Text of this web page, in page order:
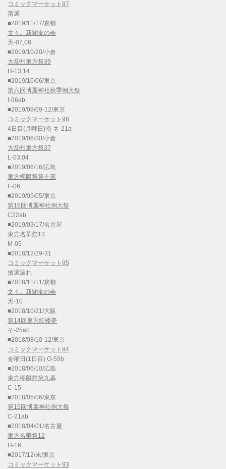
コミックマーケット97
落選
■2019/11/17/京都
文々。新聞友の会
天-07,08
■2019/10/20/小倉
大⑨州東方祭39
H-13,14
■2019/10/06/東京
第六回博麗神社秋季例大祭
I-06ab
■2019/08/09-12/東京
コミックマーケット96
4日目(月曜日)南 ネ-21a
■2019/06/30/小倉
大⑨州東方祭37
L-03,04
■2019/06/16/広島
東方椰麟祭第十幕
F-06
■2019/05/05/東京
第16回博麗神社例大祭
C22ab
■2019/03/17/名古屋
東方名華祭13
M-05
■2018/12/29-31
コミックマーケット95
抽選漏れ
■2018/11/11/京都
文々。新聞友の会
天-10
■2018/10/21/大阪
第14回東方紅楼夢
そ-25ab
■2018/08/10-12/東京
コミックマーケット94
金曜日(1日目) O-59b
■2018/06/10/広島
東方椰麟祭第九幕
C-15
■2018/05/06/東京
第15回博麗神社例大祭
C-21ab
■2018/04/01/名古屋
東方名華祭12
H-16
■2017/12/末/東京
コミックマーケット93